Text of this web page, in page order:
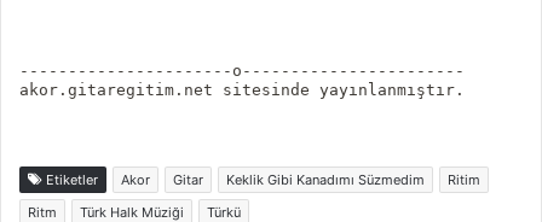
----------------------o-----------------------
akor.gitaregitim.net sitesinde yayınlanmıştır.
Etiketler Akor Gitar Keklik Gibi Kanadımı Süzmedim
Ritim
Ritm
Türk Halk Müziği Türkü